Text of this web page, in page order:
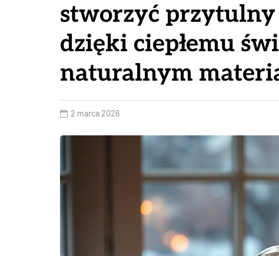
stworzyć
dzięki ciepłemu
naturalnym
2 marca 2026